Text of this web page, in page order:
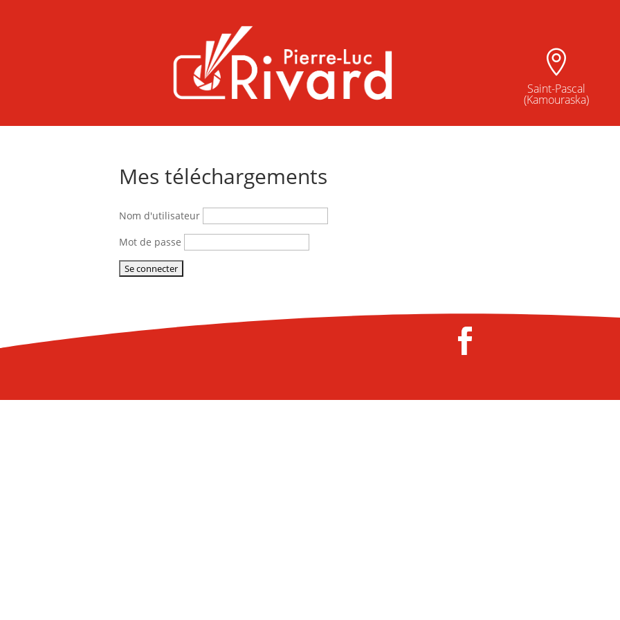

Saint-Pascal
(Kamouraska)
Mes téléchargements
Nom d'utilisateur
Mot de passe